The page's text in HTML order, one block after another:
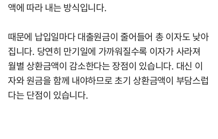
액에 따라 내는 방식입니다.
때문에 납입일마다 대출원금이 줄어들어 총 이자도 낮아
집니다. 당연히 만기일에 가까워질수록 이자가 사라져
월별 상환금액이 감소한다는 장점이 있습니다. 대신 이
자와 원금을 함께 내야하므로 초기 상환금액이 부담스럽
다는 단점이 있습니다.